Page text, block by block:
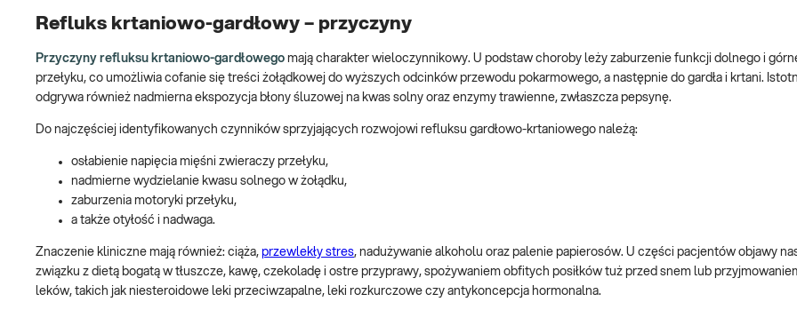
Refluks krtaniowo-gardłowy – przyczyny
Przyczyny refluksu krtaniowo-gardłowego mają charakter wieloczynnikowy. U podstaw choroby leży zaburzenie funkcji dolnego i
przełyku, co umożliwia cofanie się treści żołądkowej do wyższych odcinków przewodu pokarmowego, a następnie do gardła i krtani.
odgrywa również nadmierna ekspozycja błony śluzowej na kwas solny oraz enzymy trawienne, zwłaszcza pepsynę.
Do najczęściej identyfikowanych czynników sprzyjających rozwojowi refluksu gardłowo-krtaniowego należą:
osłabienie napięcia mięśni zwieraczy przełyku,
nadmierne wydzielanie kwasu solnego w żołądku,
zaburzenia motoryki przełyku,
a także otyłość i nadwaga.
Znaczenie kliniczne mają również: ciąża, przewlekły stres, nadużywanie alkoholu oraz palenie papierosów. U części pacjentów objawy
związku z dietą bogatą w tłuszcze, kawę, czekoladę i ostre przyprawy, spożywaniem obfitych posiłków tuż przed snem lub
leków, takich jak niesteroidowe leki przeciwzapalne, leki rozkurczowe czy antykoncepcja hormonalna.